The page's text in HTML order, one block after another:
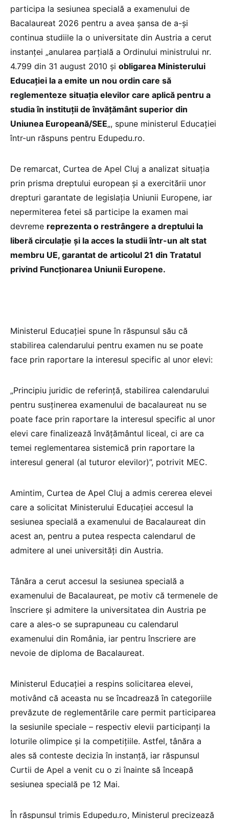
participa la sesiunea specială a examenului de
Bacalaureat 2026 pentru a avea șansa de a-și
continua studiile la o universitate din Austria a cerut
instanței „anularea parţială a Ordinului ministrului nr.
4.799 din 31 august 2010 și obligarea Ministerului
Educației la a emite un nou ordin care să
reglementeze situaţia elevilor care aplică pentru a
studia în instituţii de învăţământ superior din
Uniunea Europeană/SEE„, spune ministerul Educației
într-un răspuns pentru Edupedu.ro.
De remarcat, Curtea de Apel Cluj a analizat situația
prin prisma dreptului european și a exercitării unor
drepturi garantate de legislația Uniunii Europene, iar
nepermiterea fetei să participe la examen mai
devreme reprezenta o restrângere a dreptului la
liberă circulație și la acces la studii într-un alt stat
membru UE, garantat de articolul 21 din Tratatul
privind Funcționarea Uniunii Europene.
Ministerul Educației spune în răspunsul său că
stabilirea calendarului pentru examen nu se poate
face prin raportare la interesul specific al unor elevi:
„Principiu juridic de referință, stabilirea calendarului
pentru susținerea examenului de bacalaureat nu se
poate face prin raportare la interesul specific al unor
elevi care finalizează învățământul liceal, ci are ca
temei reglementarea sistemică prin raportare la
interesul general (al tuturor elevilor)”, potrivit MEC.
Amintim, Curtea de Apel Cluj a admis cererea elevei
care a solicitat Ministerului Educației accesul la
sesiunea specială a examenului de Bacalaureat din
acest an, pentru a putea respecta calendarul de
admitere al unei universități din Austria.
Tânăra a cerut accesul la sesiunea specială a
examenului de Bacalaureat, pe motiv că termenele de
înscriere și admitere la universitatea din Austria pe
care a ales-o se suprapuneau cu calendarul
examenului din România, iar pentru înscriere are
nevoie de diploma de Bacalaureat.
Ministerul Educației a respins solicitarea elevei,
motivând că aceasta nu se încadrează în categoriile
prevăzute de reglementările care permit participarea
la sesiunile speciale – respectiv elevii participanți la
loturile olimpice și la competițiile. Astfel, tânăra a
ales să conteste decizia în instanță, iar răspunsul
Curtii de Apel a venit cu o zi înainte să înceapă
sesiunea specială pe 12 Mai.
În răspunsul trimis Edupedu.ro, Ministerul precizează